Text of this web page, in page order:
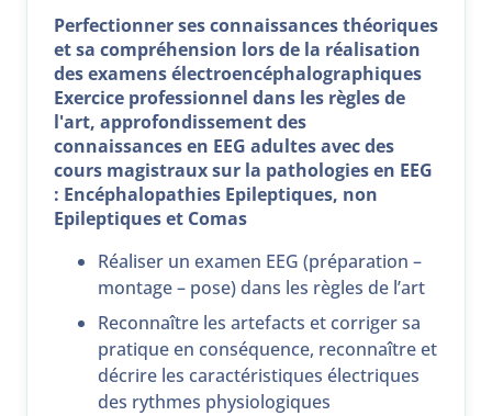
Perfectionner ses connaissances théoriques
et sa compréhension lors de la réalisation
des examens électroencéphalographiques
Exercice professionnel dans les règles de
l'art, approfondissement des
connaissances en EEG adultes avec des
cours magistraux sur la pathologies en EEG
: Encéphalopathies Epileptiques, non
Epileptiques et Comas
Réaliser un examen EEG (préparation –
montage – pose) dans les règles de l’art
Reconnaître les artefacts et corriger sa
pratique en conséquence, reconnaître et
décrire les caractéristiques électriques
des rythmes physiologiques